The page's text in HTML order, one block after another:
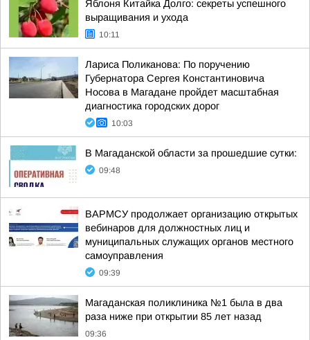
Яблоня Китайка Долго: секреты успешного
выращивания и ухода
10:11
Лариса Поликанова: По поручению
Губернатора Сергея Константиновича
Носова в Магадане пройдет масштабная
диагностика городских дорог
10:03
В Магаданской области за прошедшие сутки:
09:48
ВАРМСУ продолжает организацию открытых
вебинаров для должностных лиц и
муниципальных служащих органов местного
самоуправления
09:39
Магаданская поликлиника №1 была в два
раза ниже при открытии 85 лет назад
09:36